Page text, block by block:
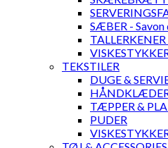
SÆBER -
TEKSTILER
DUGE &
TÆPPER &
PUDER